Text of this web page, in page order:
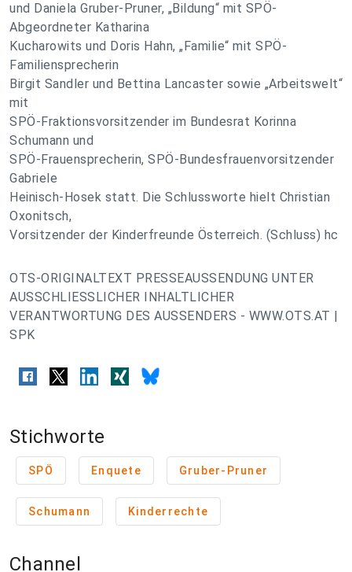
und Daniela Gruber-Pruner, „Bildung“ mit SPÖ-
Abgeordneter Katharina
Kucharowits und Doris Hahn, „Familie“ mit SPÖ-
Familiensprecherin
Birgit Sandler und Bettina Lancaster sowie „Arbeitswelt“
mit
SPÖ-Fraktionsvorsitzender im Bundesrat Korinna
Schumann und
SPÖ-Frauensprecherin, SPÖ-Bundesfrauenvorsitzender
Gabriele
Heinisch-Hosek statt. Die Schlussworte hielt Christian
Oxonitsch,
Vorsitzender der Kinderfreunde Österreich. (Schluss) hc
OTS-ORIGINALTEXT PRESSEAUSSENDUNG UNTER
AUSSCHLIESSLICHER INHALTLICHER
VERANTWORTUNG DES AUSSENDERS - WWW.OTS.AT |
SPK
Stichworte
SPÖ Enquete Gruber-Pruner
Schumann Kinderrechte
Channel